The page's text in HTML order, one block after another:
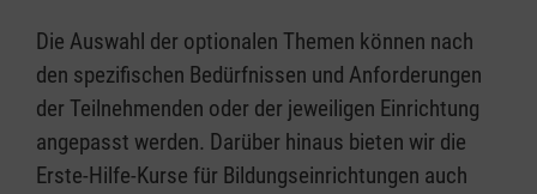
Die Auswahl der optionalen Themen können nach
den spezifischen Bedürfnissen und Anforderungen
der Teilnehmenden oder der jeweiligen Einrichtung
angepasst werden. Darüber hinaus bieten wir die
Erste-Hilfe-Kurse für Bildungseinrichtungen auch